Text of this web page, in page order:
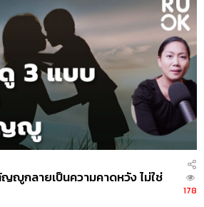
ต้นประหม่ากำลังก่อตัวขึ้นเล็กๆ ให้
องตัวเองว่ามีความกระชั้นหรือไม่ หาก
หายใจของตัวเองออก หายใจให้ช้าลง
หายใจของตัวเองเป็นการแก้ไขทาง
งใจ ช่วยลดความเครียดเกร็งที่เกิด
บบางคนคือการเอาแผ่นหลังไปพิงกับ
ให้กระดูกสะบักกระทบกับผนัง คล้าย
อยู่ เนื่องจากแผ่นกระดูกสะบักเป็น
ารมีอะไรคอยพิงอยู่จะทำให้ความ
ญญูกลายเป็นความคาดหวัง ไม่ใช่
178